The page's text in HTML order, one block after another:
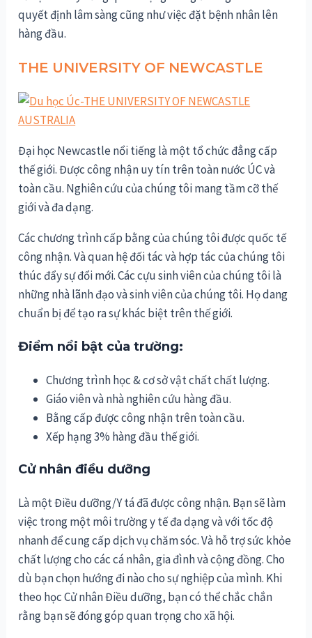
quyết định lâm sàng cũng như việc đặt bệnh nhân lên
hàng đầu.
THE UNIVERSITY OF NEWCASTLE
Đại học Newcastle nổi tiếng là một tổ chức đẳng cấp
thế giới. Được công nhận uy tín trên toàn nước ÚC và
toàn cầu. Nghiên cứu của chúng tôi mang tầm cỡ thế
giới và đa dạng.
Các chương trình cấp bằng của chúng tôi được quốc tế
công nhận. Và quan hệ đối tác và hợp tác của chúng tôi
thúc đẩy sự đổi mới. Các cựu sinh viên của chúng tôi là
những nhà lãnh đạo và sinh viên của chúng tôi. Họ dang
chuẩn bị để tạo ra sự khác biệt trên thế giới.
Điểm nổi bật của trường:
Chương trình học & cơ sở vật chất chất lượng.
Giáo viên và nhà nghiên cứu hàng đầu.
Bằng cấp được công nhận trên toàn cầu.
Xếp hạng 3% hàng đầu thế giới.
Cử nhân điều dưỡng
Là một Điều dưỡng/Y tá đã được công nhận. Bạn sẽ làm
việc trong một môi trường y tế đa dạng và với tốc độ
nhanh để cung cấp dịch vụ chăm sóc. Và hỗ trợ sức khỏe
chất lượng cho các cá nhân, gia đình và cộng đồng. Cho
dù bạn chọn hướng đi nào cho sự nghiệp của mình. Khi
theo học Cử nhân Điều dưỡng, bạn có thể chắc chắn
rằng bạn sẽ đóng góp quan trọng cho xã hội.